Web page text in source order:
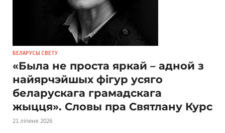
БЕЛАРУСЫ СВЕТУ
«Была не проста яркай – адной з
найярчэйшых фігур усяго
беларускага грамадскага
жыцця». Словы пра Святлану Курс
21 ліпеня 2026